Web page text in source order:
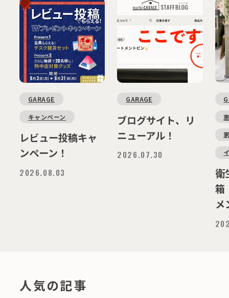
GARAGE
キャンペーン
レビュー投稿キャ
ンペーン！
2026.08.03
GARAGE
ブログサイト、リ
ニューアル！
2026.07.30
衛
箱
メ
人気の記事